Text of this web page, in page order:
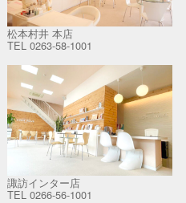
松本村井 本店
TEL 0263-58-1001
諏訪インター店
TEL 0266-56-1001